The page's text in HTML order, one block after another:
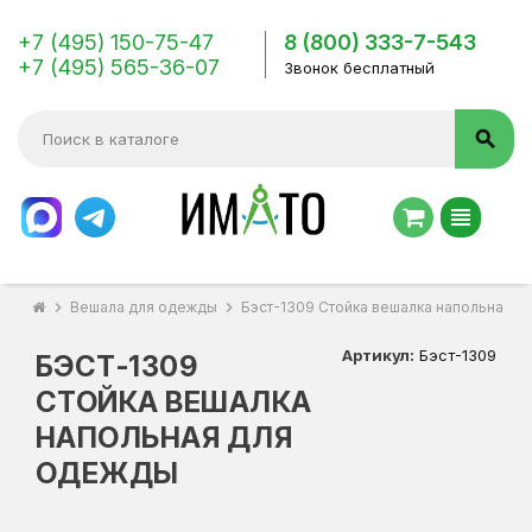
+7 (495) 150-75-47
+7 (495) 565-36-07
8 (800) 333-7-543
Звонок бесплатный
search
view_headline
chevron_right Вешала для одежды chevron_right Бэст-1309 Стойка вешалка напольная
БЭСТ-1309
СТОЙКА ВЕШАЛКА
НАПОЛЬНАЯ ДЛЯ
ОДЕЖДЫ
Артикул: Бэст-1309